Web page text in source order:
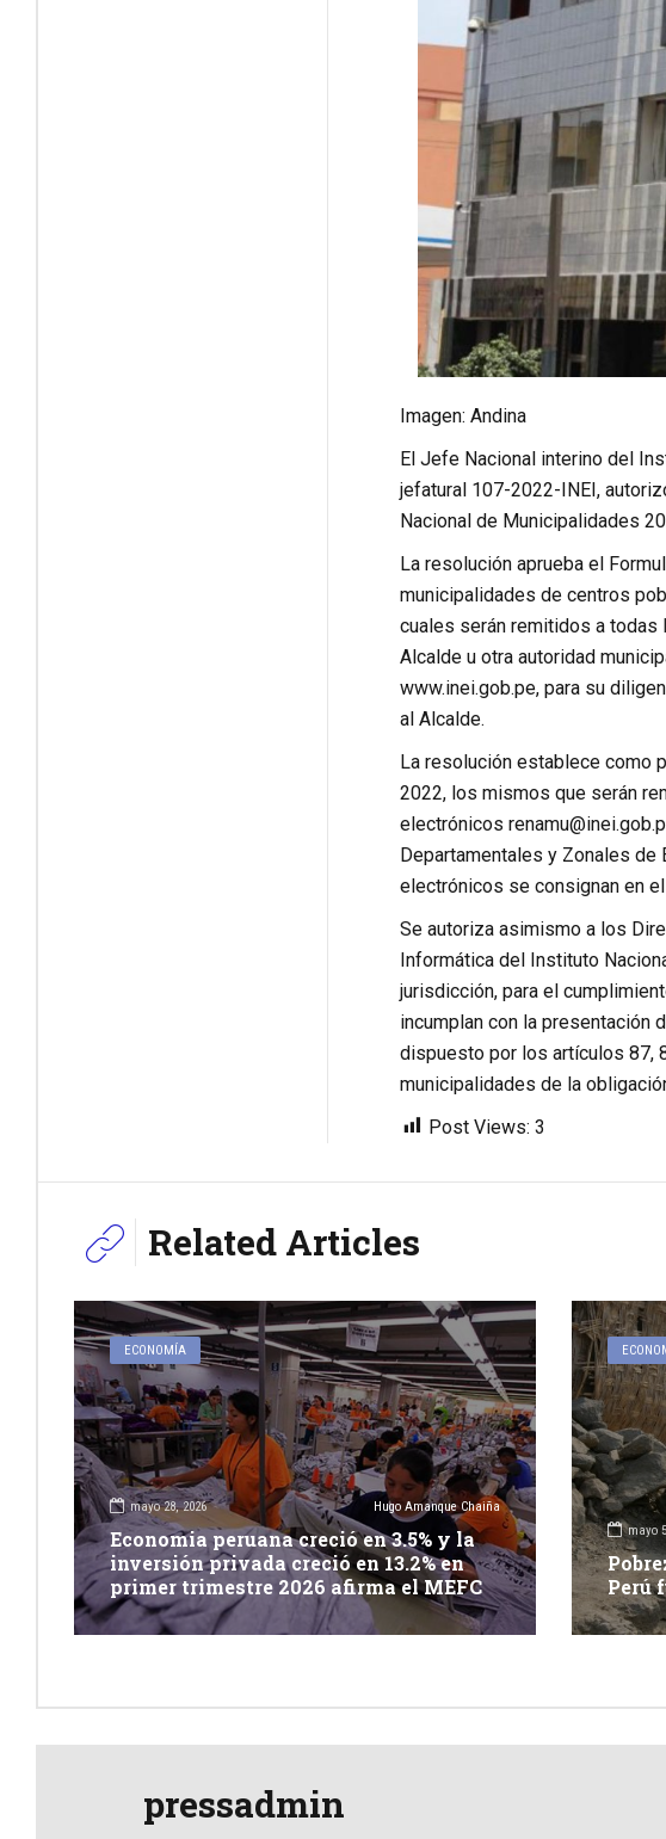
Imagen: Andina
El Jefe Nacional interino del
jefatural 107-2022-INEI,
Nacional de Municipalidades
La resolución aprueba el
municipalidades de centros
cuales serán remitidos a todas
Alcalde u otra autoridad
www.inei.gob.pe, para su
al Alcalde.
La resolución establece como
2022, los mismos que serán
electrónicos
Departamentales y Zonales
electrónicos se consignan en
Se autoriza asimismo a los
Informática del Instituto
jurisdicción, para el
incumplan con la presentación
dispuesto por los artículos 87,
municipalidades de la
Post Views: 3
Related Articles
ECONOMÍA
mayo 28, 2026 Hugo Amanque Chaiña
Economia peruana creció en 3.5% y la
inversión privada creció en 13.2% en
primer trimestre 2026 afirma el MEFC
mayo
Perú
pressadmin